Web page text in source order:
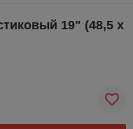
19" (48,5 х